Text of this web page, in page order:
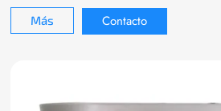
Más Contacto